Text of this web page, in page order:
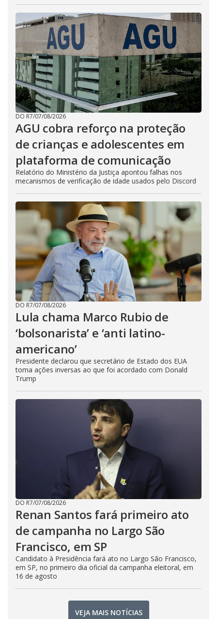
DO R7/07/08/2026
AGU cobra reforço na proteção
de crianças e adolescentes em
plataforma de comunicação
Relatório do Ministério da Justiça apontou falhas nos
mecanismos de verificação de idade usados pelo Discord
DO R7/07/08/2026
Lula chama Marco Rubio de
‘bolsonarista’ e ‘anti latino-
americano’
Presidente declarou que secretário de Estado dos EUA
toma ações inversas ao que foi acordado com Donald
Trump
DO R7/07/08/2026
Renan Santos fará primeiro ato
de campanha no Largo São
Francisco, em SP
Candidato à Presidência fará ato no Largo São Francisco,
em SP, no primeiro dia oficial da campanha eleitoral, em
16 de agosto
VEJA MAIS NOTÍCIAS